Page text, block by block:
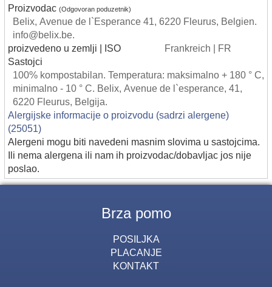
Proizvodac (Odgovoran poduzetnik)
Belix, Avenue de l`Esperance 41, 6220 Fleurus, Belgien.
info@belix.be.
proizvedeno u zemlji | ISO
Frankreich | FR
Sastojci
100% kompostabilan. Temperatura: maksimalno + 180 ° C,
minimalno - 10 ° C. Belix, Avenue de l`esperance, 41,
6220 Fleurus, Belgija.
Alergijske informacije o proizvodu (sadrzi alergene)
(25051)
Alergeni mogu biti navedeni masnim slovima u sastojcima.
Ili nema alergena ili nam ih proizvodac/dobavljac jos nije
poslao.
Brza pomo
POSILJKA
PLACANJE
KONTAKT